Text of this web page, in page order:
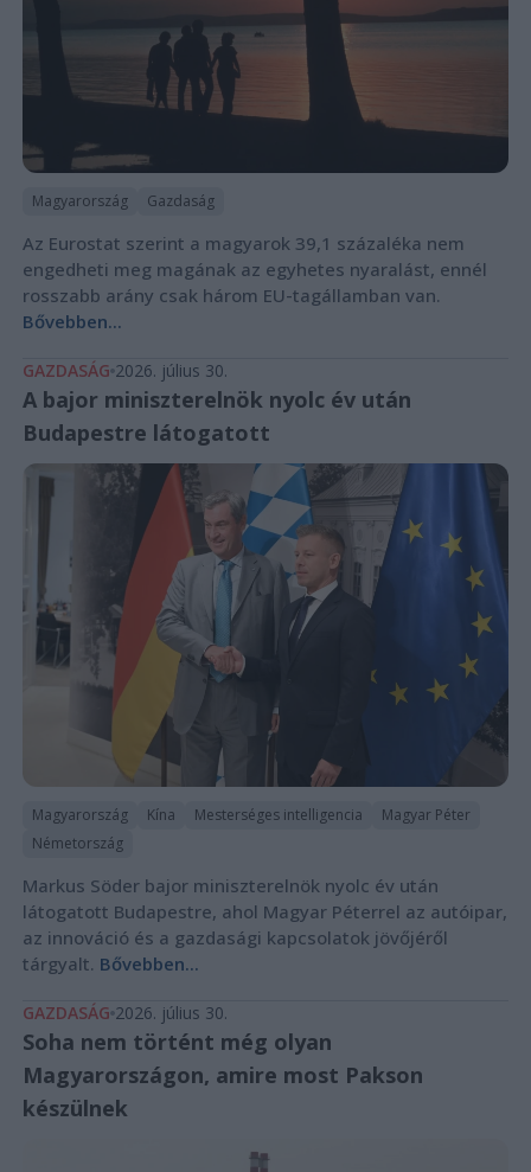
Magyarország Gazdaság
Az Eurostat szerint a magyarok 39,1 százaléka nem
engedheti meg magának az egyhetes nyaralást, ennél
rosszabb arány csak három EU-tagállamban van.
Bővebben...
GAZDASÁG 2026. július 30.
A bajor miniszterelnök nyolc év után
Budapestre látogatott
Magyarország Kína Mesterséges intelligencia
Magyar Péter
Németország
Markus Söder bajor miniszterelnök nyolc év után
látogatott Budapestre, ahol Magyar Péterrel az autóipar,
az innováció és a gazdasági kapcsolatok jövőjéről
tárgyalt. Bővebben...
GAZDASÁG 2026. július 30.
Soha nem történt még olyan
Magyarországon, amire most Pakson
készülnek